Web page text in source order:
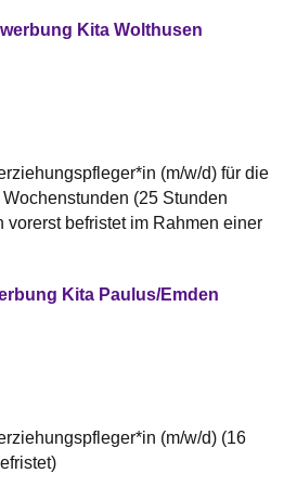
Kita Wolthusen
(m/w/d) für die
(25 Stunden
vorerst befristet im Rahmen einer
Kita Paulus/Emden
(m/w/d) (16